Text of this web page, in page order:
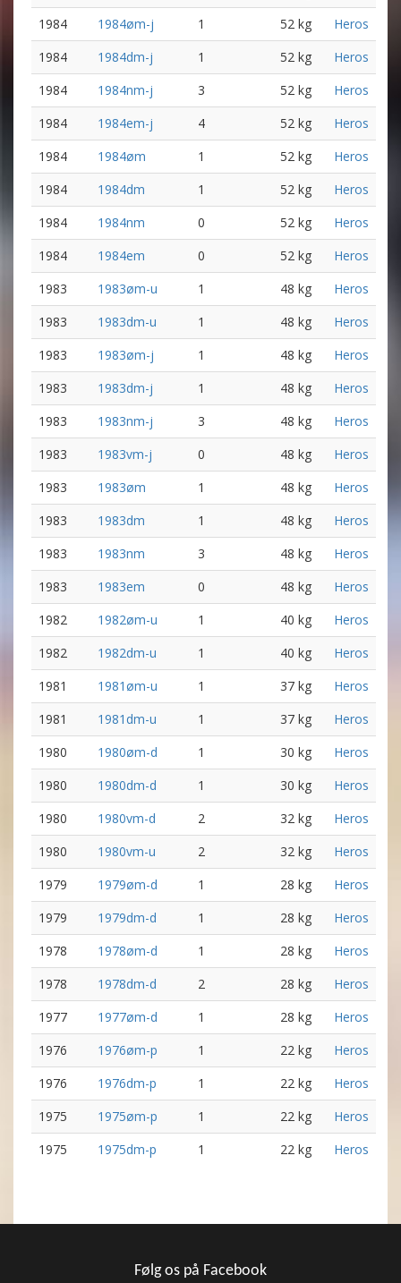
1984
1984øm-j 1 52 kg
Heros
1984
1984dm-j 1 52 kg
Heros
1984
1984nm-j 3 52 kg
Heros
1984
1984em-j 4 52 kg
Heros
1984
1984øm 1 52 kg
Heros
1984
1984dm 1 52 kg
Heros
1984
1984nm 0 52 kg
Heros
1984
1984em 0 52 kg
Heros
1983
1983øm-u 1 48 kg
Heros
1983
1983dm-u 1 48 kg
Heros
1983
1983øm-j 1 48 kg
Heros
1983
1983dm-j 1 48 kg
Heros
1983
1983nm-j 3 48 kg
Heros
1983
1983vm-j 0 48 kg
Heros
1983
1983øm 1 48 kg
Heros
1983
1983dm 1 48 kg
Heros
1983
1983nm 3 48 kg
Heros
1983
1983em 0 48 kg
Heros
1982
1982øm-u 1 40 kg
Heros
1982
1982dm-u 1 40 kg
Heros
1981
1981øm-u 1 37 kg
Heros
1981
1981dm-u 1 37 kg
Heros
1980
1980øm-d 1 30 kg
Heros
1980
1980dm-d 1 30 kg
Heros
1980
1980vm-d 2 32 kg
Heros
1980
1980vm-u 2 32 kg
Heros
1979
1979øm-d 1 28 kg
Heros
1979
1979dm-d 1 28 kg
Heros
1978
1978øm-d 1 28 kg
Heros
1978
1978dm-d 2 28 kg
Heros
1977
1977øm-d 1 28 kg
Heros
1976
1976øm-p 1 22 kg
Heros
1976
1976dm-p 1 22 kg
Heros
1975
1975øm-p 1 22 kg
Heros
1975
1975dm-p 1 22 kg Heros
Følg os på Facebook